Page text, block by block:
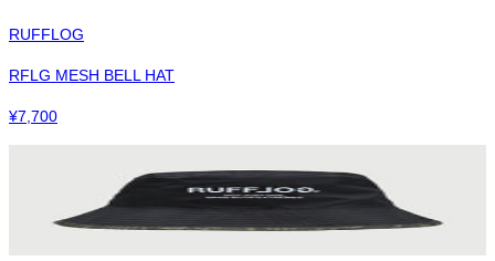
RUFFLOG
RFLG MESH BELL HAT
¥7,700